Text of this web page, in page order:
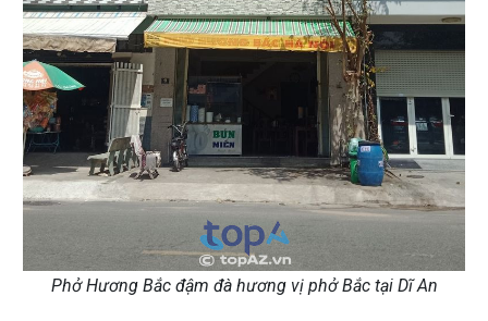
Phở Hương Bắc đậm đà hương vị phở Bắc tại Dĩ An